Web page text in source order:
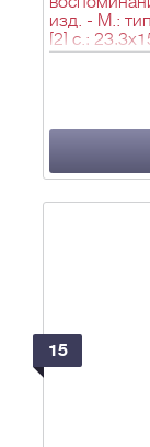
изд. - М.:
[2] с.;
15